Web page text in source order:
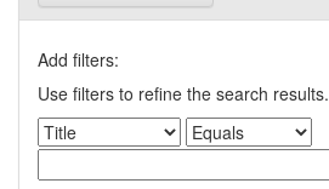
Add filters:
Use filters to refine the search results.